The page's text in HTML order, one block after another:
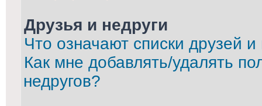
Друзья и недруги
Что означают списки друзей и
Как мне добавлять/удалять
недругов?